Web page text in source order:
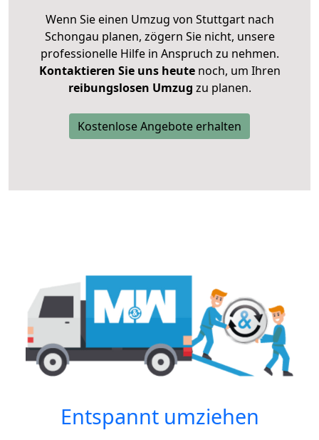
Wenn Sie einen Umzug von Stuttgart nach
Schongau planen, zögern Sie nicht, unsere
professionelle Hilfe in Anspruch zu nehmen.
Kontaktieren Sie uns heutenoch, um Ihren
reibungslosen Umzug zu planen.
Kostenlose Angebote erhalten
Entspannt umziehen